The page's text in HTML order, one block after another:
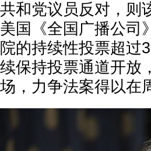
共和党议员反对，则
美国《全国广播公司
院的持续性投票超过
续保持投票通道开放
场，力争法案得以在